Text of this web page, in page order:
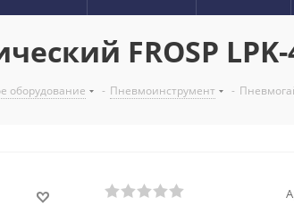
FROSP LPK-
оборудование - Пневмоинструмент -